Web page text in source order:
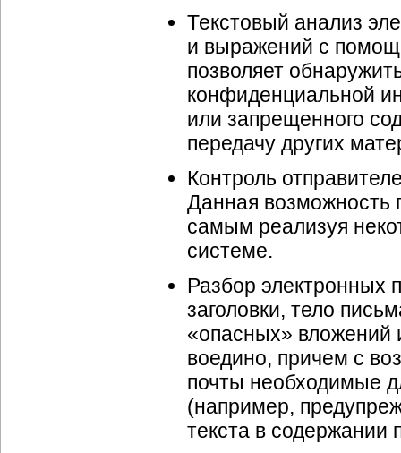
Текстовый анализ
и выражений с
позволяет
конфиденциальной
или запрещенного
передачу других
Контроль
Данная возможность
самым реализуя
системе.
Разбор электронных
заголовки, тело
«опасных» вложений
воедино, причем с
почты необходимые
(например,
текста в содержании